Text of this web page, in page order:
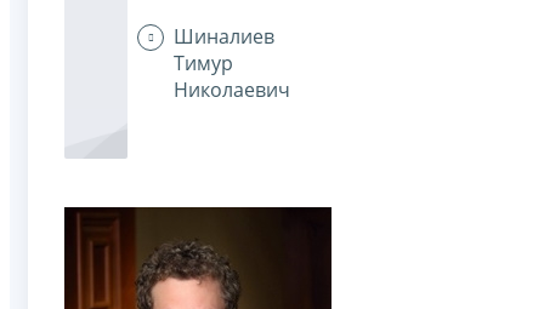
Шиналиев
Тимур
Николаевич